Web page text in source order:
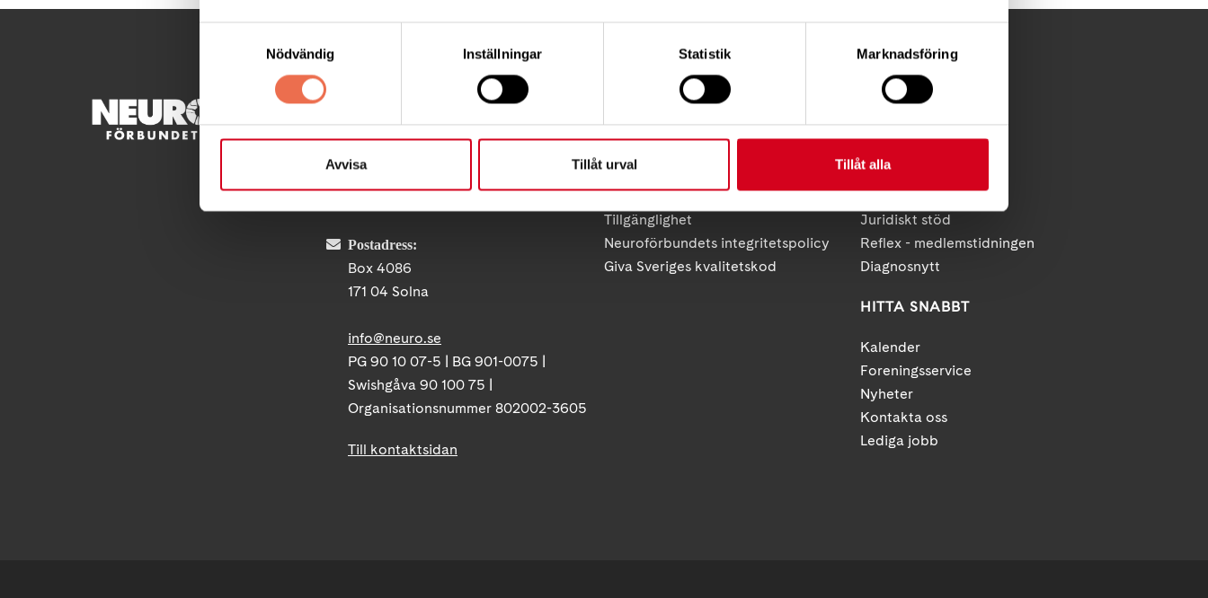
Nödvändig
Inställningar Statistik Marknadsföring
Avvisa Tillåt urval Tillåt alla
Ågatan 12 C, 172 62 Sundbyberg
Telefon:08-677 70 10
Postadress:
Box 4086
171 04 Solna
info@neuro.se
PG 90 10 07-5 | BG 901-0075 |
Swishgåva 90 100 75 |
Organisationsnummer 802002-3605
Till kontaktsidan
FÖRDJUPNING
Så tycker vi
Press
Tillgänglighet
Neuroförbundets integritetspolicy
Giva Sveriges kvalitetskod
FÖR MEDLEMMAR
Diagnosstöd
Anhörigstöd
Juridiskt stöd
Reflex - medlemstidningen
Diagnosnytt
HITTA SNABBT
Kalender
Foreningsservice
Nyheter
Kontakta oss
Lediga jobb